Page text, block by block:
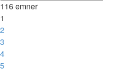
116 emner
1
2
3
4
5